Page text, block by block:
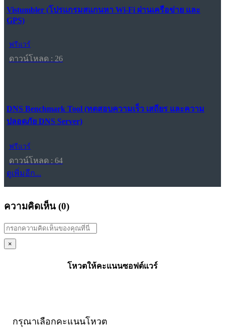
Vistumbler (โปรแกรมสแกนหา Wi-Fi ผ่านเครือข่าย และ
GPS)
ฟรีแวร์
ดาวน์โหลด : 26
DNS Benchmark Tool (ทดสอบความเร็ว เสถียร และความ
ปลอดภัย DNS Server)
ฟรีแวร์
ดาวน์โหลด : 64
ดูเพิ่มอีก...
ความคิดเห็น (0)
×
โหวตให้คะแนนซอฟต์แวร์
กรุณาเลือกคะแนนโหวต